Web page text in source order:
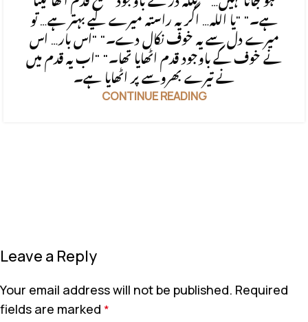
ہے۔" "یا اللہ… اگر یہ راستہ میرے لیے بہتر ہے… تو
میرے دل سے یہ خوف نکال دے۔" "اس بار… اس
نے خوف کے باوجود قدم اٹھایا تھا۔" "اب یہ قدم میں
نے تیرے بھروسے پر اٹھایا ہے۔
CONTINUE READING
Leave a Reply
Your email address will not be published. Required
fields are marked *